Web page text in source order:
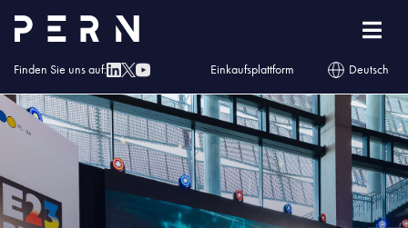
Finden Sie uns auf: Einkaufsplattform Deutsch
Homepage» Blog»
Filmowa relacja z konferencji E23 PL for UA „Partnerstwo